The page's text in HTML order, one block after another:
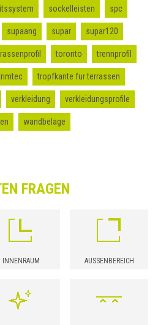
sockelleisten spc
supaang supar supar120
toronto trennprofil
tropfkante fur terrassen
verkleidung verkleidungsprofile
wandbelage
FRAGEN
INNENRAUM AUSSENBEREICH